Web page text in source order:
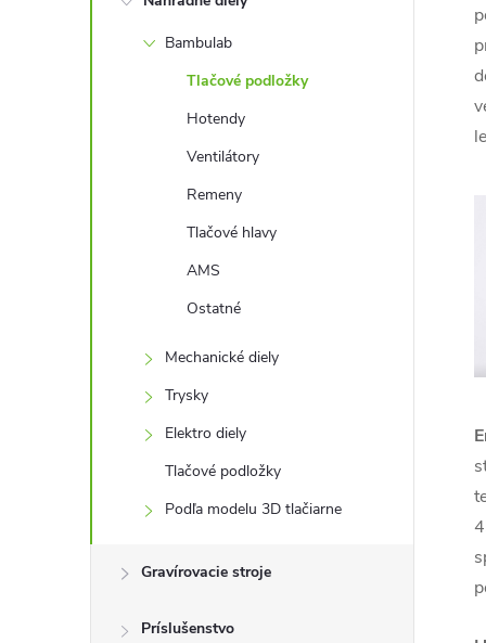
Bambulab
Tlačové podložky
Hotendy
Ventilátory
Remeny
Tlačové hlavy
AMS
Ostatné
Mechanické diely
Trysky
Elektro diely
Tlačové podložky
Podľa modelu 3D tlačiarne
Gravírovacie stroje
Príslušenstvo